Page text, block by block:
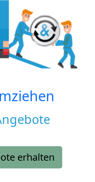
erhalten